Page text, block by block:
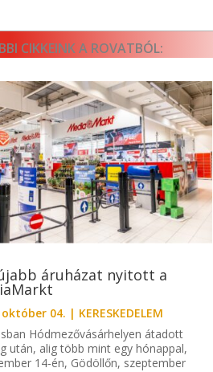
CIKKEINK A ROVATBÓL:
áruházat nyitott a
október 04. | KERESKEDELEM
Hódmezővásárhelyen átadott
után, alig több mint egy hónappal,
14-én, Gödöllőn, szeptember